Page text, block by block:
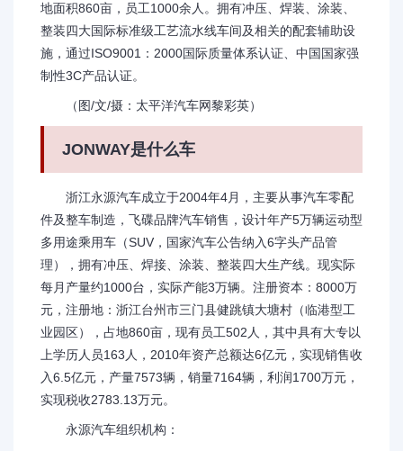
地面积860亩，员工1000余人。拥有冲压、焊装、涂装、
整装四大国际标准级工艺流水线车间及相关的配套辅助设
施，通过ISO9001：2000国际质量体系认证、中国国家强
制性3C产品认证。
（图/文/摄：太平洋汽车网黎彩英）
JONWAY是什么车
浙江永源汽车成立于2004年4月，主要从事汽车零配
件及整车制造，飞碟品牌汽车销售，设计年产5万辆运动型
多用途乘用车（SUV，国家汽车公告纳入6字头产品管
理），拥有冲压、焊接、涂装、整装四大生产线。现实际
每月产量约1000台，实际产能3万辆。注册资本：8000万
元，注册地：浙江台州市三门县健跳镇大塘村（临港型工
业园区），占地860亩，现有员工502人，其中具有大专以
上学历人员163人，2010年资产总额达6亿元，实现销售收
入6.5亿元，产量7573辆，销量7164辆，利润1700万元，
实现税收2783.13万元。
永源汽车组织机构：